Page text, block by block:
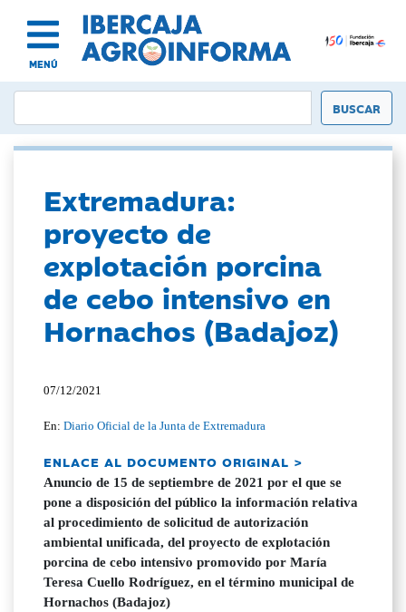
MENÚ
Extremadura:
proyecto de
explotación porcina
de cebo intensivo en
Hornachos (Badajoz)
07/12/2021
En:Diario Oficial de la Junta de Extremadura
ENLACE AL DOCUMENTO ORIGINAL >
Anuncio de 15 de septiembre de 2021 por el que se
pone a disposición del público la información relativa
al procedimiento de solicitud de autorización
ambiental unificada, del proyecto de explotación
porcina de cebo intensivo promovido por María
Teresa Cuello Rodríguez, en el término municipal de
Hornachos (Badajoz)